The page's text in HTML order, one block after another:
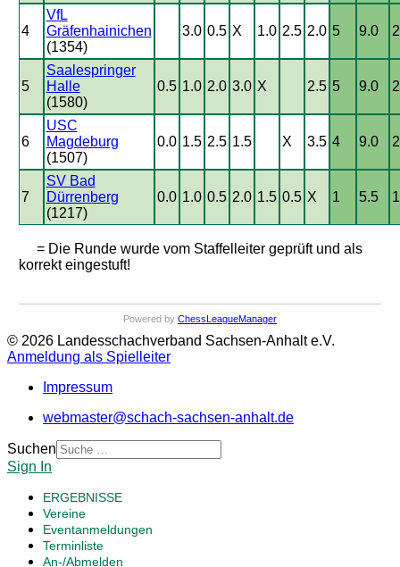
4
VfL
Gräfenhainichen
(1354)
3.0 0.5 X 1.0 2.5 2.0 5 9.0
5
Saalespringer
Halle
(1580)
0.5 1.0 2.0 3.0 X 2.5 5 9.0
6
USC
Magdeburg
(1507)
0.0 1.5 2.5 1.5 X 3.5 4 9.0
7
SV Bad
Dürrenberg
(1217)
0.0 1.0 0.5 2.0 1.5 0.5 X 1 5.5
= Die Runde wurde vom Staffelleiter geprüft und als
korrekt eingestuft!
Powered by ChessLeagueManager
© 2026 Landesschachverband Sachsen-Anhalt e.V.
Anmeldung als Spielleiter
Impressum
webmaster@schach-sachsen-anhalt.de
Suchen
Sign In
ERGEBNISSE
Vereine
Eventanmeldungen
Terminliste
An-/Abmelden